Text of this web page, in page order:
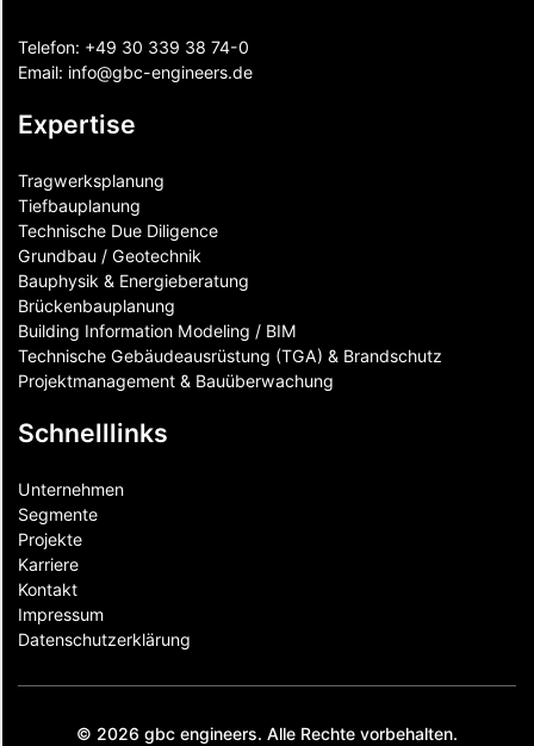
Telefon: +49 30 339 38 74-0
Email: info@gbc-engineers.de
Expertise
Tragwerksplanung
Tiefbauplanung
Technische Due Diligence
Grundbau / Geotechnik
Bauphysik & Energieberatung
Brückenbauplanung
Building Information Modeling / BIM
Technische Gebäudeausrüstung (TGA) & Brandschutz
Projektmanagement & Bauüberwachung
Schnelllinks
Unternehmen
Segmente
Projekte
Karriere
Kontakt
Impressum
Datenschutzerklärung
© 2026 gbc engineers. Alle Rechte vorbehalten.